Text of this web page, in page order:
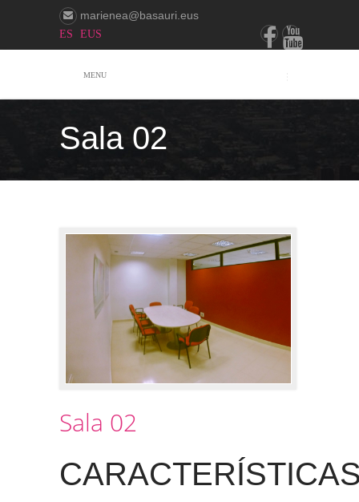
marienea@basauri.eus
ES EUS
MENU
Sala 02
Sala 02